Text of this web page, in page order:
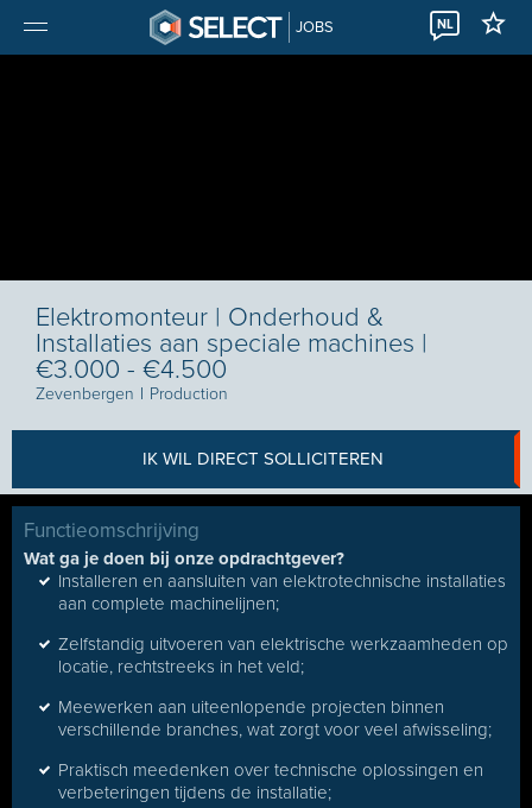
JOBS NL
Elektromonteur | Onderhoud &
Installaties aan speciale machines |
€3.000 - €4.500
Zevenbergen I Production
IK WIL DIRECT SOLLICITEREN
Functieomschrijving
Wat ga je doen bij onze opdrachtgever?
Installeren en aansluiten van elektrotechnische installaties
aan complete machinelijnen;
Zelfstandig uitvoeren van elektrische werkzaamheden op
locatie, rechtstreeks in het veld;
Meewerken aan uiteenlopende projecten binnen
verschillende branches, wat zorgt voor veel afwisseling;
Praktisch meedenken over technische oplossingen en
verbeteringen tijdens de installatie;